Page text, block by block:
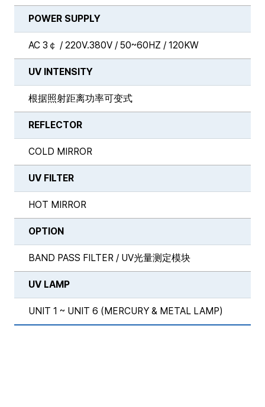
POWER SUPPLY
AC 3￠ / 220V.380V / 50~60HZ / 120KW
UV INTENSITY
根据照射距离功率可变式
REFLECTOR
COLD MIRROR
UV FILTER
HOT MIRROR
OPTION
BAND PASS FILTER / UV光量测定模块
UV LAMP
UNIT 1 ~ UNIT 6 (MERCURY & METAL LAMP)